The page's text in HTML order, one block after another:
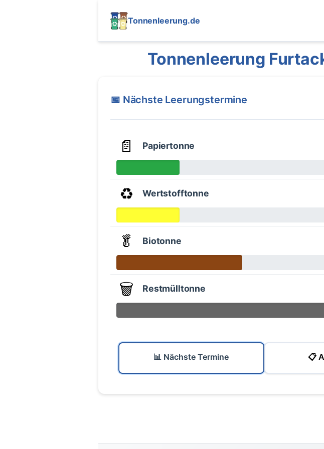
Tonnenleerung.de
Tonnenleerung
📅 Nächste Leerungstermine
📄 Papiertonne
♻️ Wertstofftonne
🥬 Biotonne
🗑️ Restmülltonne
📊 Nächste Termine 📋